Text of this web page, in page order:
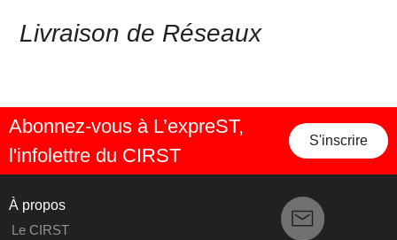
Livraison de Réseaux
Abonnez-vous à L’expreST,
l'infolettre du CIRST
S'inscrire
À propos
Le CIRST